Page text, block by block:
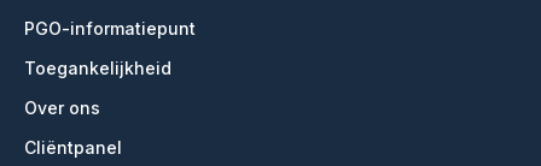
PGO-informatiepunt
Toegankelijkheid
Over ons
Cliëntpanel